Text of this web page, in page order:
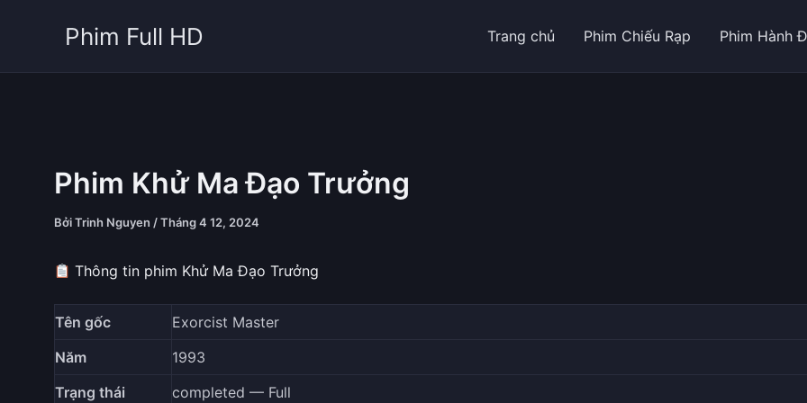
Phim Full HD Trang chủ Phim Chiếu Rạp Phim Hành
Phim Khử Ma Đạo Trưởng
BởiTrinh Nguyen /Tháng 4 12, 2024
Thông tin phim Khử Ma Đạo Trưởng
Tên gốc
Exorcist Master
Năm
1993
Trạng thái
completed — Full